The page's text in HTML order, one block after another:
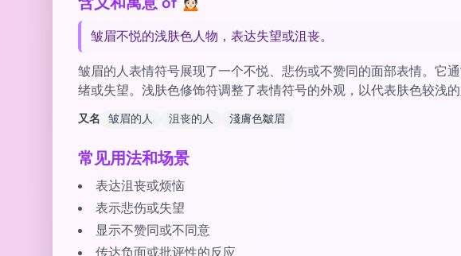
皱眉不悦的浅肤色人物，表达失望或沮丧。
皱眉的人表情符号展现了一个不悦、悲伤或不赞同的面部表情。它
绪或失望。浅肤色修饰符调整了表情符号的外观，以代表肤色较浅的
又名 皱眉的人 沮丧的人 淺膚色皺眉
常见用法和场景
表达沮丧或烦恼
表示悲伤或失望
显示不赞同或不同意